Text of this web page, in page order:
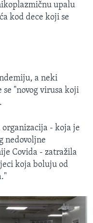
upalu
kod dece koji se
a neki
"novog virusa koji
organizacija - koja je
nedovoljne
Covida - zatražila
koja boluju od